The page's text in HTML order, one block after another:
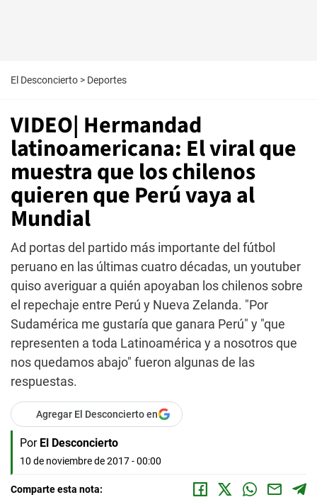
El Desconcierto > Deportes
VIDEO| Hermandad
latinoamericana: El viral que
muestra que los chilenos
quieren que Perú vaya al
Mundial
Ad portas del partido más importante del fútbol
peruano en las últimas cuatro décadas, un youtuber
quiso averiguar a quién apoyaban los chilenos sobre
el repechaje entre Perú y Nueva Zelanda. "Por
Sudamérica me gustaría que ganara Perú" y "que
representen a toda Latinoamérica y a nosotros que
nos quedamos abajo" fueron algunas de las
respuestas.
Agregar El Desconcierto en
Por El Desconcierto
10 de noviembre de 2017 - 00:00
Comparte esta nota: